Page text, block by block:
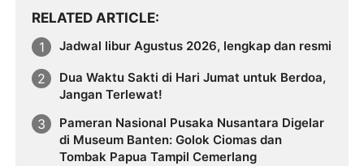
RELATED ARTICLE
Jadwal libur Agustus 2026, lengkap dan resmi
Dua Waktu Sakti di Hari Jumat untuk Berdoa,
Jangan Terlewat!
Pameran Nasional Pusaka Nusantara Digelar
di Museum Banten: Golok Ciomas dan
Tombak Papua Tampil Cemerlang